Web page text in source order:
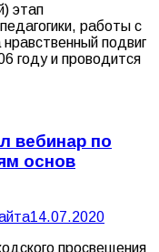
этап
работы с
подвиг
году и проводится
вебинар по
основ
14.07.2020
просвещения